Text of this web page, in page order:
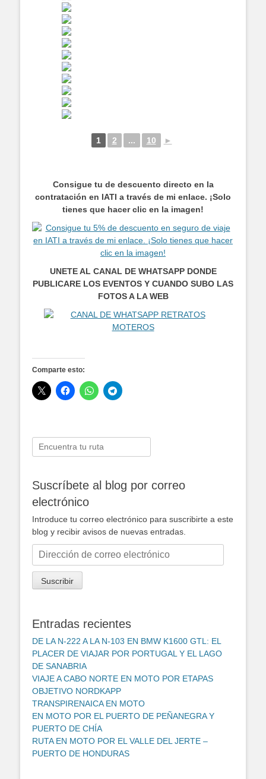
1 2 ... 10 ►
Consigue tu de descuento directo en la
contratación en IATI a través de mi enlace. ¡Solo
tienes que hacer clic en la imagen!
UNETE AL CANAL DE WHATSAPP DONDE
PUBLICARE LOS EVENTOS Y CUANDO SUBO LAS
FOTOS A LA WEB
Comparte esto:
Buscar:
Suscríbete al blog por correo
electrónico
Introduce tu correo electrónico para suscribirte a este
blog y recibir avisos de nuevas entradas.
Dirección
correo
electrónico
Suscribir
Entradas recientes
DE LA N-222 A LA N-103 EN BMW K1600 GTL: EL
PLACER DE VIAJAR POR PORTUGAL Y EL LAGO
DE SANABRIA
VIAJE A CABO NORTE EN MOTO POR ETAPAS
OBJETIVO NORDKAPP
TRANSPIRENAICA EN MOTO
EN MOTO POR EL PUERTO DE PEÑANEGRA Y
PUERTO DE CHÍA
RUTA EN MOTO POR EL VALLE DEL JERTE –
PUERTO DE HONDURAS